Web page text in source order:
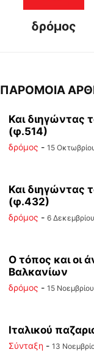
δρόμος
ΠΑΡΟΜΟΙΑ
Και διηγώντας
(φ.514)
δρόμος - 15
Και διηγώντας
(φ.432)
δρόμος - 6
Ο τόπος και οι
Βαλκανίων
δρόμος - 15
Ιταλικού
Σύνταξη - 13